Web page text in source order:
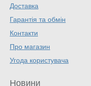
Доставка
Гарантія та обмін
Контакти
Про магазин
Угода користувача
Новини